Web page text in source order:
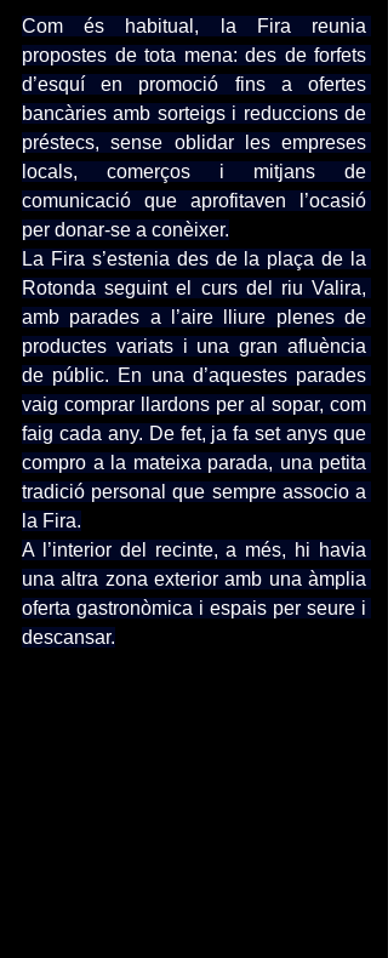
Com és habitual, la Fira reunia
propostes de tota mena: des de forfets
d’esquí en promoció fins a ofertes
bancàries amb sorteigs i reduccions de
préstecs, sense oblidar les empreses
locals, comerços i mitjans de
comunicació que aprofitaven l’ocasió
per donar-se a conèixer.
La Fira s’estenia des de la plaça de la
Rotonda seguint el curs del riu Valira,
amb parades a l’aire lliure plenes de
productes variats i una gran afluència
de públic. En una d’aquestes parades
vaig comprar llardons per al sopar, com
faig cada any. De fet, ja fa set anys que
compro a la mateixa parada, una petita
tradició personal que sempre associo a
la Fira.
A l’interior del recinte, a més, hi havia
una altra zona exterior amb una àmplia
oferta gastronòmica i espais per seure i
descansar.